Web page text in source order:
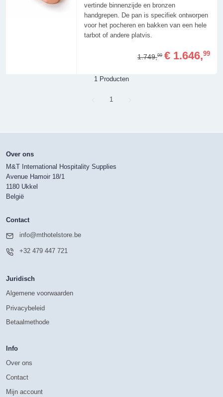
vertinde binnenzijde en bronzen
handgrepen. De pan is specifiek ontworpen
voor het pocheren en bakken van een hele
tarbot of andere platvis.
1.749,99 € 1.646,99
1 Producten
Page
1
Over ons
M&T International Hospitality Supplies
Avenue Hamoir 18/1
1180 Ukkel
België
Contact
info@mthotelstore.be
+32 479 447 721
Juridisch
Algemene voorwaarden
Privacybeleid
Betaalmethode
Info
Over ons
Contact
Mijn account